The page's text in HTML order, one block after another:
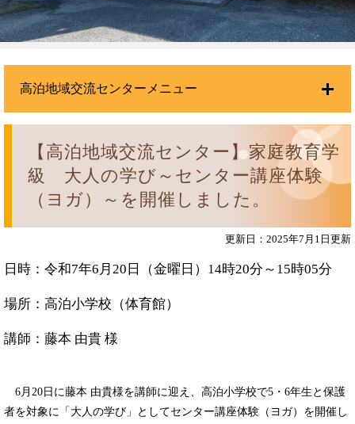
【高泊地域交流センター】家庭教育学
級 大人の学び～センター講座体験
（ヨガ）～を開催しました。
更新日：2025年7月1日更新
日時：令和7年6月20日（金曜日）14時20分～15時05分
場所：高泊小学校（体育館）
講師：藤本 由貴 様
6月20日に藤本 由貴様を講師に迎え、高泊小学校で5・6年生と保護
者を対象に「大人の学び」としてセンター講座体験（ヨガ）を開催し
高泊地域交流センターメニュー